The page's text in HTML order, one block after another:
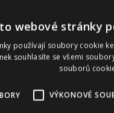
Oreo, které budou
náhrobní kámen. Ten
v pokoji) a dozdobit
webové stránky
používají soubory cookie
souhlasíte se všemi
souborů
VÝKONOVÉ